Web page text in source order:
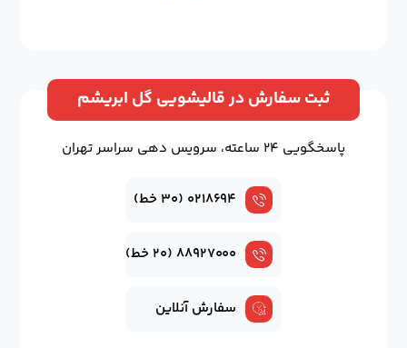
ثبت سفارش در قالیشویی گل ابریشم
پاسخگویی ۲۴ ساعته، سرویس دهی سراسر تهران
۰۲۱۸۶۹۴ (۳۰ خط)
۸۸۹۲۷۰۰۰ (۲۰ خط)
سفارش آنلاین